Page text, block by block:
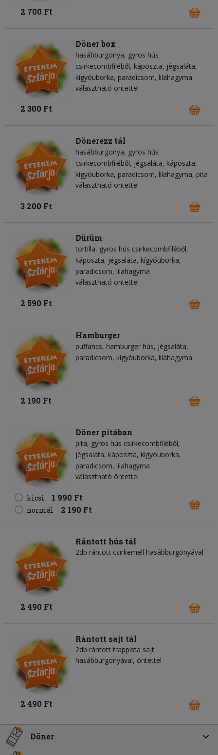
2 700 Ft
Döner box
hasábburgonya gyros hús
csirkecombfiléből káposzta jégsaláta
kígyóuborka paradicsom lilahagyma
választható öntettel
2 300 Ft
Dönerezz tál
hasábburgonya gyros hús
csirkecombfiléből jégsaláta káposzta
kígyóuborka paradicsom lilahagyma pita
választható öntettel
3 200 Ft
Dürüm
tortilla gyros hús csirkecombfiléből
káposzta jégsaláta kígyóuborka
paradicsom lilahagyma
választható öntettel
2 590 Ft
Hamburger
puffancs hamburger hús jégsaláta
paradicsom kígyóuborka lilahagyma
2 190 Ft
Döner pitában
pita gyros hús csirkecombfiléből
jégsaláta káposzta kígyóuborka
paradicsom lilahagyma
választható öntettel
kicsi 1 990 Ft
normál 2 190 Ft
Rántott hús tál
2db rántott csirkemell hasábburgonyával
2 490 Ft
Rántott sajt tál
2db rántott trappista sajt
hasábburgonyával, öntettel
2 490 Ft
Döner